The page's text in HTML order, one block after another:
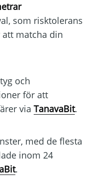
som risktolerans
matcha din
och
för att
via TanavaBit.
med de flesta
inom 24
.